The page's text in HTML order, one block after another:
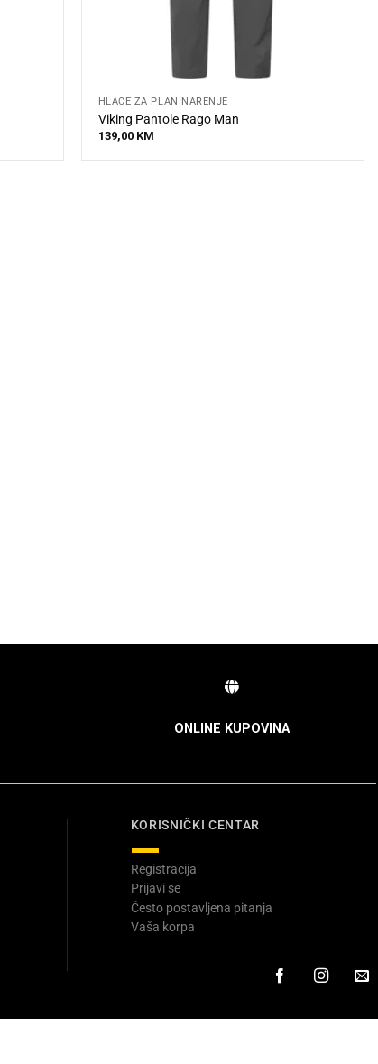
HLAČE ZA PLANINARENJE
Viking Pantole Rago Man
139,00 KM
ONLINE KUPOVINA
KORISNIČKI CENTAR
Registracija
Prijavi se
Često postavljena pitanja
Vaša korpa